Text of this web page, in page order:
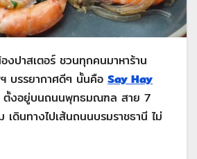
งปาสเตอร์ ชวนทุกคนมาหาร้าน
บรรยากาศดีๆ นั้นคือ Say Hay
ตั้งอยู่บนถนนพุทธมณฑล สาย 7
ดินทางไปเส้นถนนบรมราชธานี ไม่